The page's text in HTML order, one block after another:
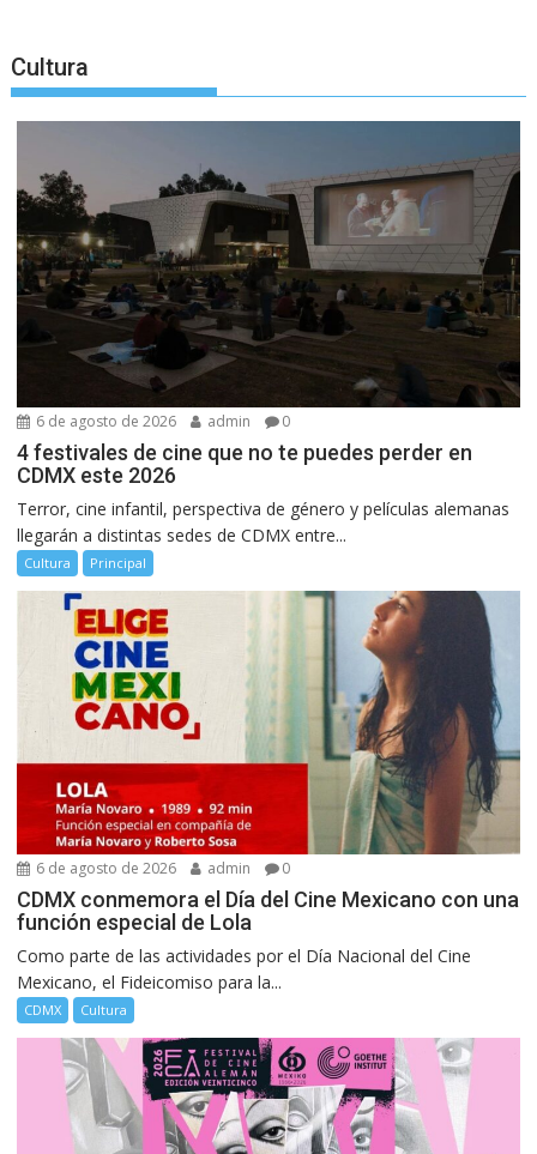
Cultura
6 de agosto de 2026 admin 0
4 festivales de cine que no te puedes perder en
CDMX este 2026
Terror, cine infantil, perspectiva de género y películas alemanas
llegarán a distintas sedes de CDMX entre...
Cultura Principal
6 de agosto de 2026 admin 0
CDMX conmemora el Día del Cine Mexicano con una
función especial de Lola
Como parte de las actividades por el Día Nacional del Cine
Mexicano, el Fideicomiso para la...
CDMX Cultura